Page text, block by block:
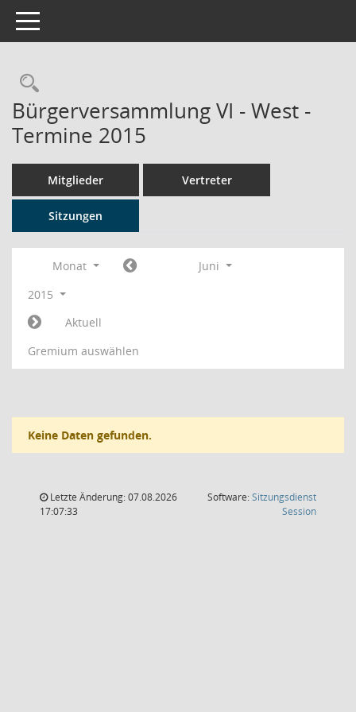
Toggle navigation
Rechercheauswahl
Bürgerversammlung VI - West -
Termine 2015
Mitglieder Vertreter
Sitzungen
Monat
Juni
2015
Aktuell
Gremium auswählen
Keine Daten gefunden.
Letzte Änderung: 07.08.2026
17:07:33
Software:Sitzungsdienst
Session(Wird in